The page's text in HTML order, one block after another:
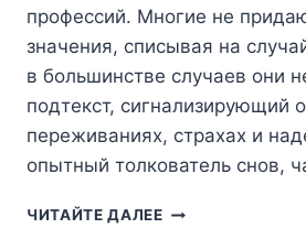
профессий. Многие не
значения, списывая на
в большинстве случаев они
подтекст, сигнализирующий
переживаниях, страхах и
опытный толкователь снов,
ЧИТАЙТЕ ДАЛЕЕГИРЛЯНДА